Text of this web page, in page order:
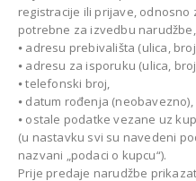
registracije ili prijave,
potrebne za izvedbu
⦁ adresu prebivališta (ulica,
⦁ adresu za isporuku (ulica,
⦁ telefonski broj,
⦁ datum rođenja (neobavezno),
⦁ ostale podatke vezane uz
(u nastavku svi su navedeni
nazvani „podaci o kupcu“).
Prije predaje narudžbe